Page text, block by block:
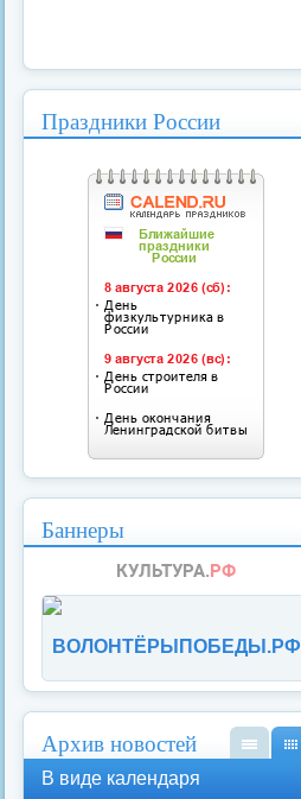
Праздники России
Баннеры
ВОЛОНТЁРЫПОБЕДЫ.РФ
Архив новостей
В виде календаря